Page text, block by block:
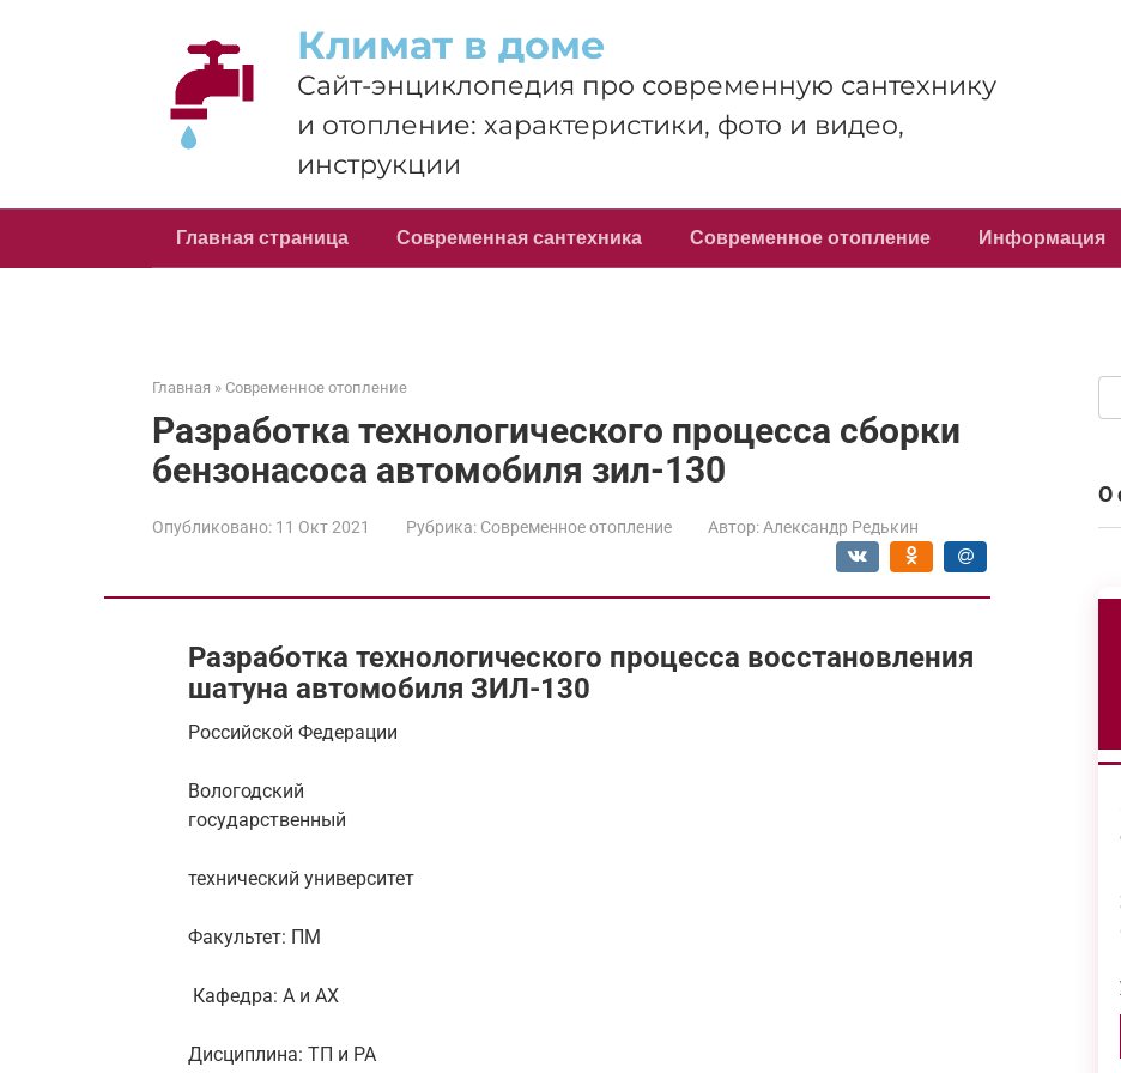
Климат в доме
Сайт-энциклопедия про современную сантехнику
и отопление: характеристики, фото и видео,
инструкции
Главная страница Современная сантехника Современное отопление Информация
Главная » Современное отопление
Разработка технологического процесса сборки
бензонасоса автомобиля зил-130
Опубликовано: 11 Окт 2021 Рубрика: Современное отопление Автор: Александр Редькин
Разработка технологического процесса восстановления
шатуна автомобиля ЗИЛ-130
Российской Федерации
Вологодский
государственный
технический университет
Факультет: ПМ
Кафедра: А и АХ
Дисциплина: ТП и РА
О